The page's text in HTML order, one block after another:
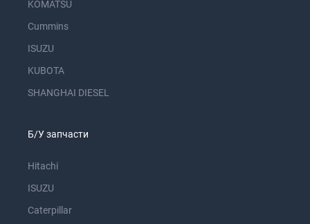
KOMATSU
Cummins
ISUZU
KUBOTA
SHANGHAI DIESEL
Б/У запчасти
Hitachi
ISUZU
Caterpillar